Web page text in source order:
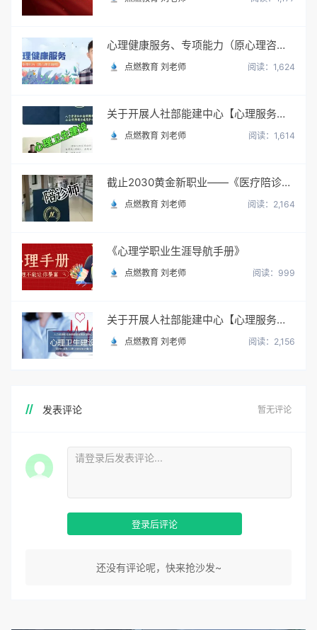
心理健康服务、专项能力（原心理咨询师）
点燃教育 刘老师 阅读：1,624
关于开展人社部能建中心【心理服务顾问】职业培训与考试
点燃教育 刘老师 阅读：1,614
截止2030黄金新职业——《医疗陪诊顾问》陪诊师
点燃教育 刘老师 阅读：2,164
《心理学职业生涯导航手册》
点燃教育 刘老师 阅读：999
关于开展人社部能建中心【心理服务顾问】职业培训与考试
点燃教育 刘老师 阅读：2,156
发表评论 暂无评论
登录后评论
还没有评论呢，快来抢沙发~